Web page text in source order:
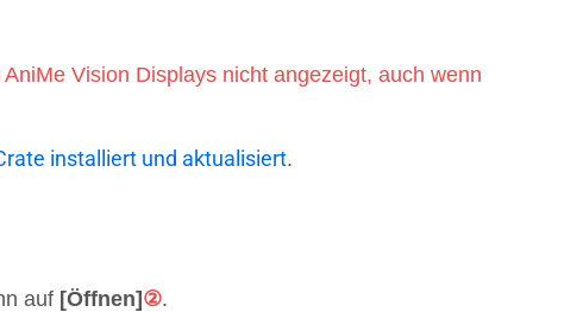
Vision Displays nicht angezeigt, auch wenn
installiert und aktualisiert.
auf [Öffnen]②.